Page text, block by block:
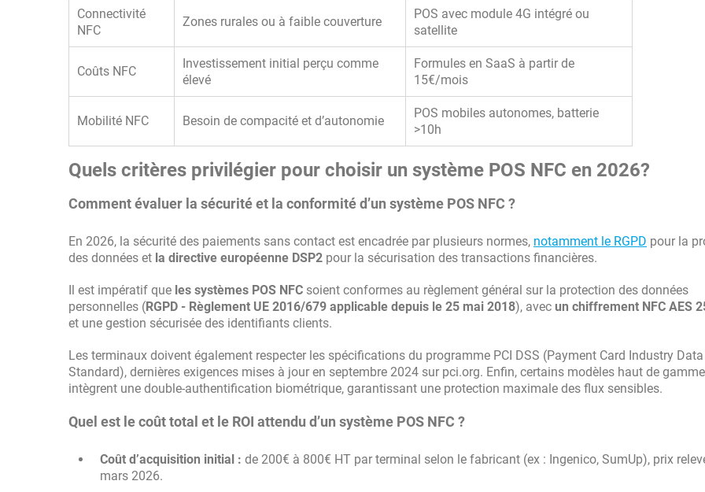
Connectivité
NFC
Zones rurales ou à faible couverture
POS avec module 4G intégré ou
satellite
Coûts NFC
Investissement initial perçu comme
élevé
Formules en SaaS à partir de
15€/mois
Mobilité NFC Besoin de compacité et d’autonomie
POS mobiles autonomes, batterie
>10h
Quels critères privilégier pour choisir un système POS NFC en 2026?
Comment évaluer la sécurité et la conformité d’un système POS NFC ?
En 2026, la sécurité des paiements sans contact est encadrée par plusieurs normes, notamment le RGPD pour la
des données et la directive européenne DSP2 pour la sécurisation des transactions financières.
Il est impératif que les systèmes POS NFC soient conformes au règlement général sur la protection des données
personnelles (RGPD - Règlement UE 2016/679 applicable depuis le 25 mai 2018), avec un chiffrement NFC AES
et une gestion sécurisée des identifiants clients.
Les terminaux doivent également respecter les spécifications du programme PCI DSS (Payment Card Industry
Standard), dernières exigences mises à jour en septembre 2024 sur pci.org. Enfin, certains modèles haut de gamme
intègrent une double-authentification biométrique, garantissant une protection maximale des flux sensibles.
Quel est le coût total et le ROI attendu d’un système POS NFC ?
Coût d’acquisition initial : de 200€ à 800€ HT par terminal selon le fabricant (ex : Ingenico, SumUp), prix
mars 2026.